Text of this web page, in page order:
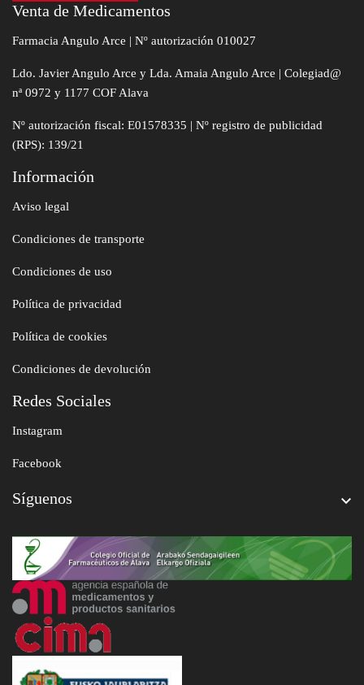
Venta de Medicamentos
Farmacia Angulo Arce | Nº autorización 010027
Ldo. Javier Angulo Arce y Lda. Amaia Angulo Arce | Colegiad@
nª 0972 y 1177 COF Alava
Nº autorización fiscal: E01578335 | Nº registro de publicidad
(RPS): 139/21
Información
Aviso legal
Condiciones de transporte
Condiciones de uso
Política de privacidad
Política de cookies
Condiciones de devolución
Redes Sociales
Instagram
Facebook
Síguenos 